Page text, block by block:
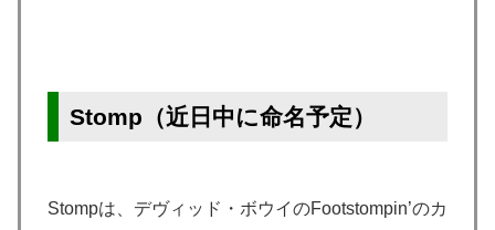
Stomp（近日中に命名予定）
Stompは、デヴィッド・ボウイのFootstompin’のカ